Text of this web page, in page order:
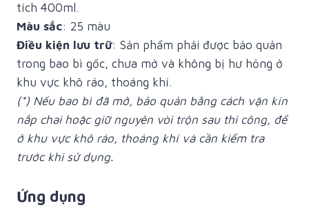
tích 400ml.
Màu sắc: 25 màu
Điều kiện lưu trữ: Sản phẩm phải được bảo quản
trong bao bì gốc, chưa mở và không bị hư hỏng ở
khu vực khô ráo, thoáng khí.
(*) Nếu bao bì đã mở, bảo quản bằng cách vặn kín
nắp chai hoặc giữ nguyên vòi trộn sau thi công, để
ở khu vực khô ráo, thoáng khí và cần kiểm tra
trước khi sử dụng.
Ứng dụng